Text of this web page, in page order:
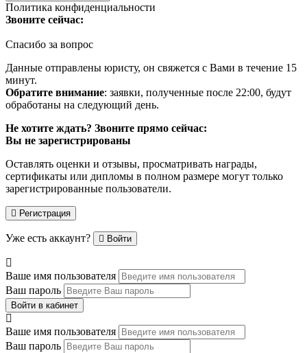
Политика конфиденциальности
Звоните сейчас:
Спасибо за вопрос
Данные отправлены юристу, он свяжется с Вами в течение 15
минут.
Обратите внимание: заявки, полученные после 22:00, будут
обработаны на следующий день.
Не хотите ждать? Звоните прямо сейчас:
Вы не зарегистрированы
Оставлять оценки и отзывы, просматривать награды,
сертификаты или дипломы в полном размере могут только
зарегистрированные пользователи.
Регистрация
Уже есть аккаунт? Войти
Ваше имя пользователя
Ваш пароль
Войти в кабинет
Ваше имя пользователя
Ваш пароль